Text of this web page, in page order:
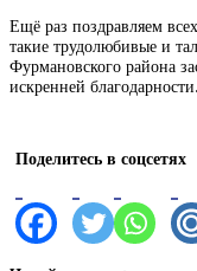
Ещё раз поздравляем
такие трудолюбивые и
Фурмановского района
искренней благодарности.
Поделитесь в соцсетях